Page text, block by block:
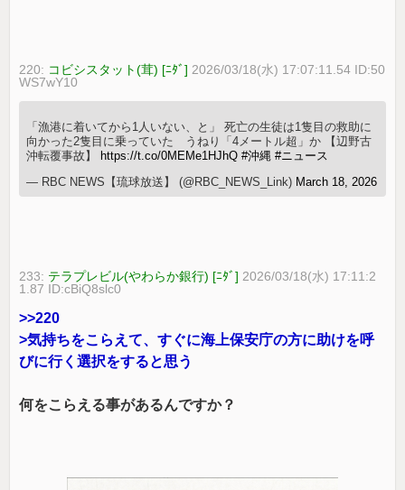
220: コビシスタット(茸) [ﾆﾀﾞ] 2026/03/18(水) 17:07:11.54 ID:50
WS7wY10
「漁港に着いてから1人いない、と」 死亡の生徒は1隻目の救助に
向かった2隻目に乗っていた うねり「4メートル超」か 【辺野古
沖転覆事故】
https://t.co/0MEMe1HJhQ #沖縄 #ニュース
— RBC NEWS【琉球放送】 (@RBC_NEWS_Link) March 18, 2026
233: テラプレビル(やわらか銀行) [ﾆﾀﾞ] 2026/03/18(水) 17:11:2
1.87 ID:cBiQ8slc0
>>220
>気持ちをこらえて、すぐに海上保安庁の方に助けを呼
びに行く選択をすると思う
何をこらえる事があるんですか？